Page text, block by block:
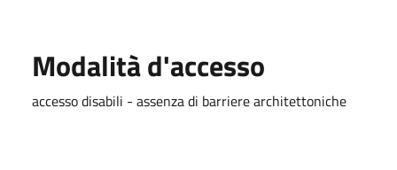
Modalità d'accesso
accesso disabili - assenza di barriere architettoniche